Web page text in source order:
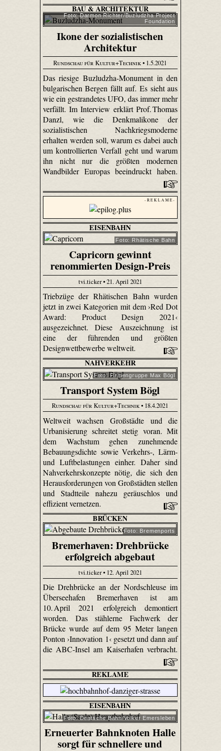
BAU & ARCHITEKTUR
Foto: Darmon Richter/Buzludzha Project
Foundation
Ikone der sozialistischen
Architektur
Rundschau für Kultur+Technik• 1.5.2021
Das riesige Buzludzha-Monument in den
bulgarischen Bergen fällt auf. Es sieht aus
wie ein gestrandetes UFO, das immer mehr
verfällt. Im Interview erklärt Prof. Thomas
Danzl, wie die Denkmalikone der
sozialistischen Nachkriegsmoderne
erhalten werden soll, warum es dabei auch
um kontrollierten Verfall geht und warum
ihn nicht nur die größten modernen
Wandbilder Europas beeindruckt haben.
- R E K L A M E -
EISENBAHN
Foto: Rhätische Bahn
Capricorn gewinnt
renommierten Design-Preis
tvi.ticker • 21. April 2021
Triebzüge der Rhätischen Bahn wurden
jetzt in zwei Kategorien mit dem ›Red Dot
Award: Product Design 2021‹
ausgezeichnet. Diese Auszeichnung ist
eine der führenden und größten
Designwettbewerbe weltweit.
NAHVERKEHR
Foto: Firmengruppe Max Bögl
Transport System Bögl
Rundschau für Kultur+Technik• 18.4.2021
Weltweit wachsen Großstädte und die
Urbanisierung schreitet stetig voran. Mit
dem Wachstum gehen zunehmende
Bebauungsdichte sowie Verkehrs-, Lärm-
und Luftbelastungen einher. Daher sind
Nahverkehrskonzepte nötig, die sich den
Herausforderungen von Großstädten stellen
und Stadtteile nahezu geräuschlos und
effizient vernetzen.
BRÜCKEN
Foto: Bremenports
Bremerhaven: Drehbrücke
erfolgreich abgebaut
tvi.ticker • 12. April 2021
Die Drehbrücke an der Nordschleuse im
Überseehafen Bremerhaven ist am
10. April 2021 erfolgreich demontiert
worden. Das stählerne Fachwerk der
Brücke wurde auf dem 95 Meter langen
Ponton ›Innovation 1‹ gesetzt und dann auf
die ABC-Insel am Kaiserhafen verbracht.
REKLAME
EISENBAHN
Foto: Deutsche Bahn/Volker Emersleben
Erneuerter Bahnknoten Halle
sorgt für schnellere und